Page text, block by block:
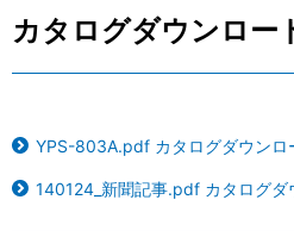
カタログダウンロー
YPS-803A.pdf カタログダウンロ
140124_新聞記事.pdf カタログダ